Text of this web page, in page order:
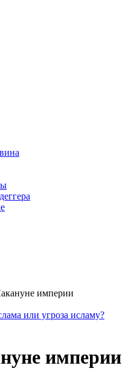
империи
или угроза исламу?
империи